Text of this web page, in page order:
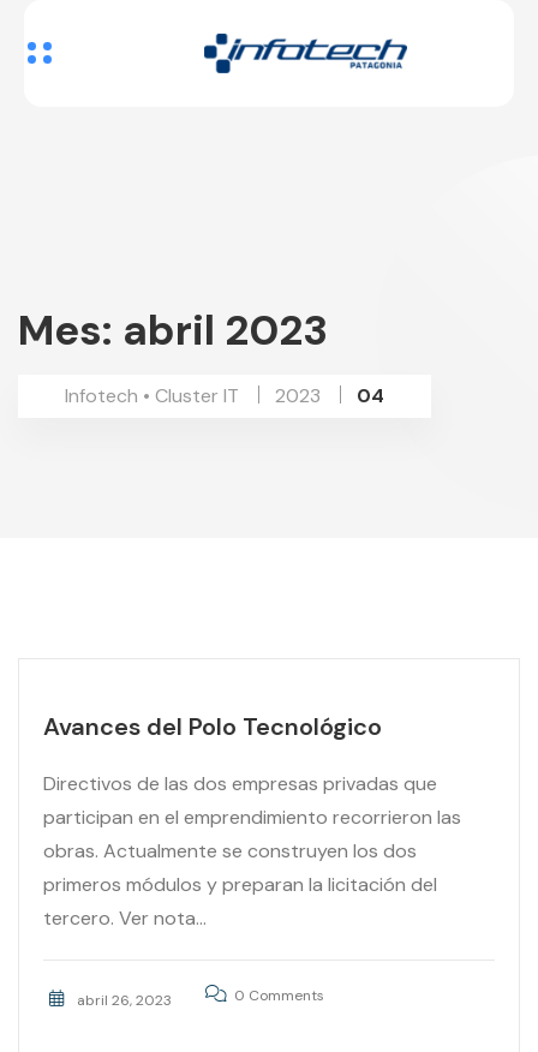
Mes: abril 2023
Infotech • Cluster IT 2023 04
Avances del Polo Tecnológico
Directivos de las dos empresas privadas que
participan en el emprendimiento recorrieron las
obras. Actualmente se construyen los dos
primeros módulos y preparan la licitación del
tercero. Ver nota...
abril 26, 2023 0 Comments